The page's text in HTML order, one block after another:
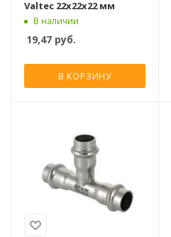
Valtec 22x22x22 мм
В наличии
19,47 руб.
В КОРЗИНУ